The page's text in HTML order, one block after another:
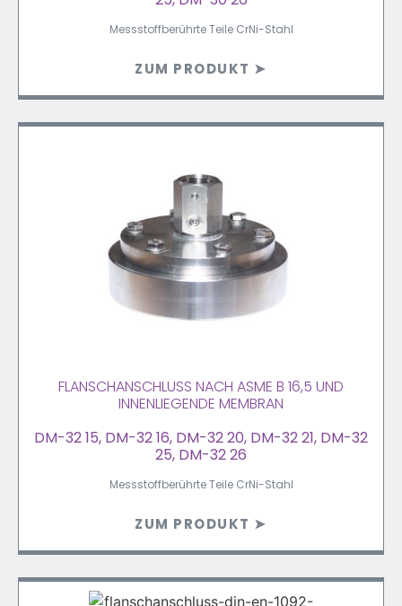
Messstoffberührte Teile CrNi-Stahl
ZUM PRODUKT ➤
FLANSCHANSCHLUSS NACH ASME B 16,5 UND
INNENLIEGENDE MEMBRAN
DM-32 15, DM-32 16, DM-32 20, DM-32 21, DM-32
25, DM-32 26
Messstoffberührte Teile CrNi-Stahl
ZUM PRODUKT ➤